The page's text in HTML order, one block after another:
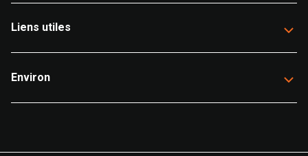
Liens utiles
Environ